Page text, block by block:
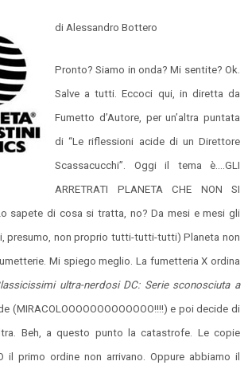
di Alessandro Bottero
Pronto? Siamo in onda? Mi sentite? Ok.
Salve a tutti. Eccoci qui, in diretta da
Fumetto d’Autore, per un’altra puntata
di “Le riflessioni acide di un Direttore
Scassacucchi”. Oggi il tema è….GLI
ARRETRATI PLANETA CHE NON SI
sapete di cosa si tratta, no? Da mesi e mesi gli
presumo, non proprio tutti-tutti-tutti) Planeta non
Mi spiego meglio. La fumetteria X ordina
ultra-nerdosi DC: Serie sconosciuta a
(MIRACOLOOOOOOOOOOOOO!!!!) e poi decide di
Beh, a questo punto la catastrofe. Le copie
il primo ordine non arrivano. Oppure abbiamo il